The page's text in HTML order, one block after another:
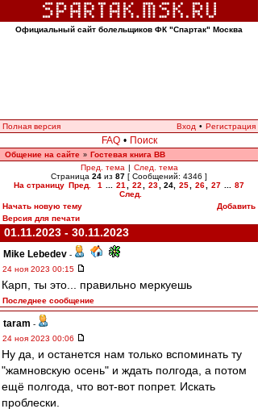
Официальный сайт болельщиков ФК "Спартак" Москва
Полная версия Вход • Регистрация
FAQ • Поиск
Общение на сайте » Гостевая книга ВВ
Пред. тема | След. тема
Страница 24 из 87 [ Сообщений: 4346 ]
На страницу Пред. 1 21 22 23 24 25 26 27
87
След.
Начать новую тему
Добавить
Версия для печати
01.11.2023 - 30.11.2023
Mike Lebedev -
24 ноя 2023 00:15
Карп, ты это... правильно меркуешь
Последнее сообщение
taram -
24 ноя 2023 00:06
Ну да, и останется нам только вспоминать ту
"жамновскую осень" и ждать полгода, а потом
ещё полгода, что вот-вот попрет. Искать
проблески.